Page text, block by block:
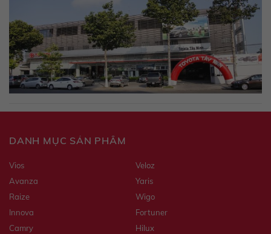
DANH MỤC SẢN PHẨM
Vios
Veloz
Avanza
Yaris
Raize
Wigo
Innova
Fortuner
Camry
Hilux